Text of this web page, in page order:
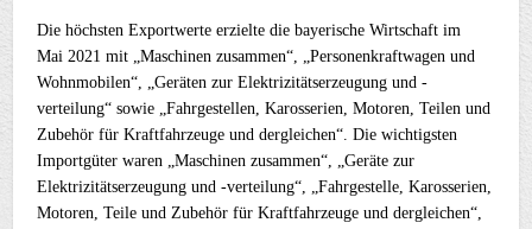
Die höchsten Exportwerte erzielte die bayerische Wirtschaft im
Mai 2021 mit „Maschinen zusammen“, „Personenkraftwagen und
Wohnmobilen“, „Geräten zur Elektrizitätserzeugung und -
verteilung“ sowie „Fahrgestellen, Karosserien, Motoren, Teilen und
Zubehör für Kraftfahrzeuge und dergleichen“. Die wichtigsten
Importgüter waren „Maschinen zusammen“, „Geräte zur
Elektrizitätserzeugung und -verteilung“, „Fahrgestelle, Karosserien,
Motoren, Teile und Zubehör für Kraftfahrzeuge und dergleichen“,